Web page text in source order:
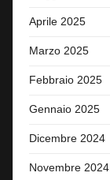
Aprile 2025
Marzo 2025
Febbraio 2025
Gennaio 2025
Dicembre 2024
Novembre 2024